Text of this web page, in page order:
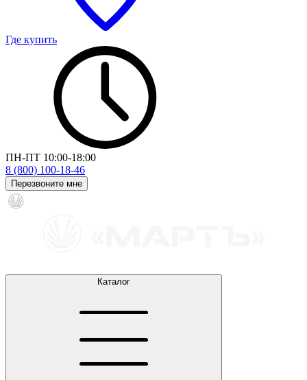
Где купить
ПН-ПТ 10:00-18:00
8 (800) 100-18-46
Перезвоните мне
Каталог